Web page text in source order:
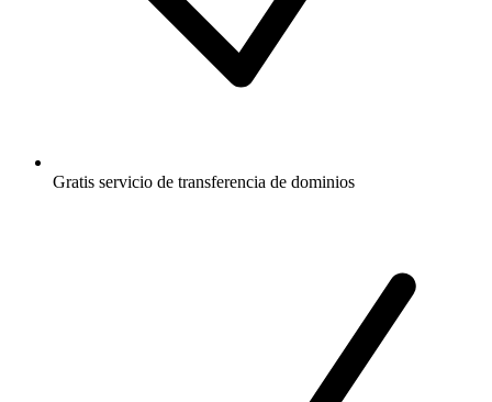
Gratis servicio de transferencia de dominios